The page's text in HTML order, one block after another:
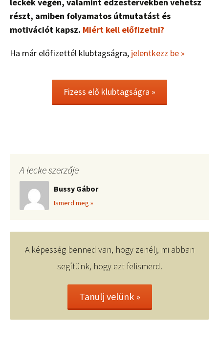
részt, amiben folyamatos útmutatást és
motivációt kapsz. Miért kell előfizetni?
Ha már előfizettél klubtagságra, jelentkezz be »
Fizess elő klubtagságra »
A lecke szerzője
Bussy Gábor
Ismerd meg »
A képesség benned van, hogy zenélj, mi abban
segítünk, hogy ezt felismerd.
Tanulj velünk »